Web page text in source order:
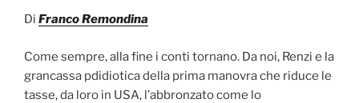
Di Franco Remondina
Come sempre, alla fine i conti tornano. Da noi, Renzi e la
grancassa pdidiotica della prima manovra che riduce le
tasse, da loro in USA, l’abbronzato come lo